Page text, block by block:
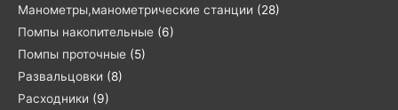
Манометры,манометрические станции (28)
Помпы накопительные (6)
Помпы проточные (5)
Развальцовки (8)
Расходники (9)